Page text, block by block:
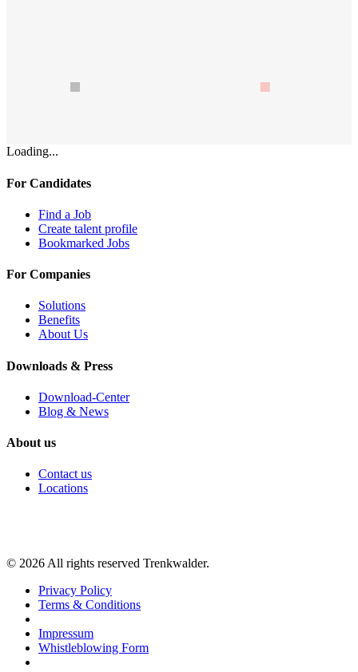
Loading...
For Candidates
Find a Job
Create talent profile
Bookmarked Jobs
For Companies
Solutions
Benefits
About Us
Downloads & Press
Download-Center
Blog & News
About us
Contact us
Locations
© 2026 All rights reserved Trenkwalder.
Privacy Policy
Terms & Conditions
Impressum
Whistleblowing Form